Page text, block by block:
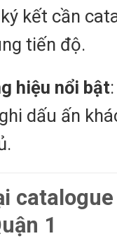
kết cần
tiến độ.
hiệu nổi bật
dấu ấn
1